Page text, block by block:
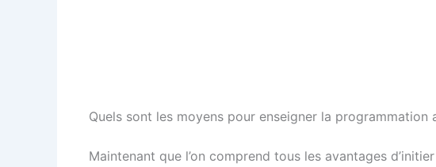
Quels sont les moyens pour enseigner la programmation
Maintenant que l’on comprend tous les avantages